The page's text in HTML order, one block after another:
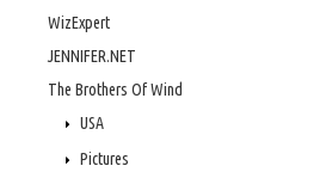
WizExpert
JENNIFER.NET
The Brothers Of Wind
USA
Pictures